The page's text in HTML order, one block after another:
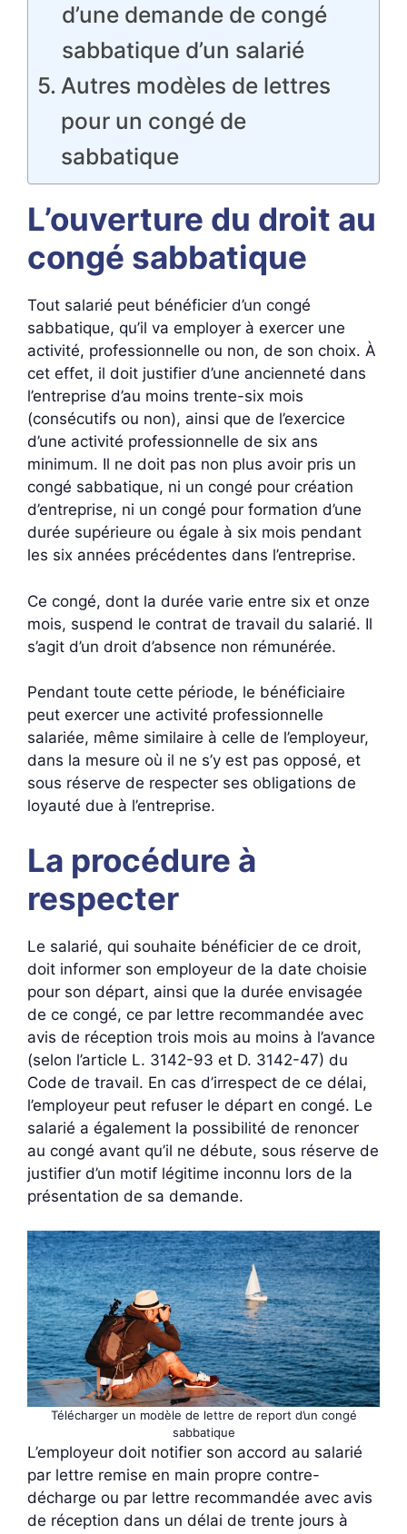
d’une demande de congé
sabbatique d’un salarié
Autres modèles de lettres
pour un congé de
sabbatique
L’ouverture du droit au
congé sabbatique
Tout salarié peut bénéficier d’un congé
sabbatique, qu’il va employer à exercer une
activité, professionnelle ou non, de son choix. À
cet effet, il doit justifier d’une ancienneté dans
l’entreprise d’au moins trente-six mois
(consécutifs ou non), ainsi que de l’exercice
d’une activité professionnelle de six ans
minimum. Il ne doit pas non plus avoir pris un
congé sabbatique, ni un congé pour création
d’entreprise, ni un congé pour formation d’une
durée supérieure ou égale à six mois pendant
les six années précédentes dans l’entreprise.
Ce congé, dont la durée varie entre six et onze
mois, suspend le contrat de travail du salarié. Il
s’agit d’un droit d’absence non rémunérée.
Pendant toute cette période, le bénéficiaire
peut exercer une activité professionnelle
salariée, même similaire à celle de l’employeur,
dans la mesure où il ne s’y est pas opposé, et
sous réserve de respecter ses obligations de
loyauté due à l’entreprise.
La procédure à
respecter
Le salarié, qui souhaite bénéficier de ce droit,
doit informer son employeur de la date choisie
pour son départ, ainsi que la durée envisagée
de ce congé, ce par lettre recommandée avec
avis de réception trois mois au moins à l’avance
(selon l’article L. 3142-93 et D. 3142-47) du
Code de travail. En cas d’irrespect de ce délai,
l’employeur peut refuser le départ en congé. Le
salarié a également la possibilité de renoncer
au congé avant qu’il ne débute, sous réserve de
justifier d’un motif légitime inconnu lors de la
présentation de sa demande.
Télécharger un modèle de lettre de report d’un congé
sabbatique
L’employeur doit notifier son accord au salarié
par lettre remise en main propre contre-
décharge ou par lettre recommandée avec avis
de réception dans un délai de trente jours à